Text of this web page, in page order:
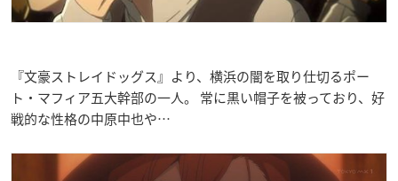
『文豪ストレイドッグス』より、横浜の闇を取り仕切るポー
ト・マフィア五大幹部の一人。 常に黒い帽子を被っており、好
戦的な性格の中原中也や…